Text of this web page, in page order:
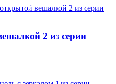
2 из серии